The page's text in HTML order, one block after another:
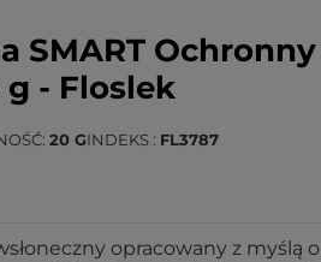
SMART Ochronny
g - Floslek
20 GINDEKS FL3787
opracowany z myślą o